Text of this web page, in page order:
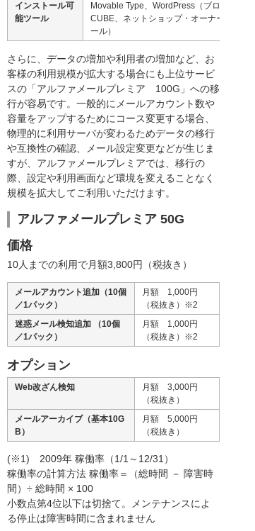
インストール可
能ツール
Movable Type、WordPress（ブログツー
CUBE、ネットショップ・オーナー、ダヴ
ール）
さらに、データの増加や利用者の増加など、お
客様の利用規模が拡大する場合にも上位サービ
スの「アルファメールプレミア 100G」への移
行が容易です。一般的にメールアカウント数や
容量をアップするためにコース変更する場合、
物理的に利用サーバが変わるためデータの移行
や互換性の確認、メール設定変更などが生じま
すが、アルファメールプレミアでは、移行の
際、設定や利用画面など環境を変えることなく
規模を拡大してご利用いただけます。
アルファメールプレミア 50G
価格
10人までの利用で月額3,800円（税抜き）
メールアカウント追加（10個
／1パック）
月額 1,000円
（税抜き）※2
迷惑メール検知追加 （10個
／1パック）
月額 1,000円
（税抜き）※2
オプション
Web改ざん検知
月額 3,000円
（税抜き）
メールアーカイブ（基本10G
B）
月額 5,000円
（税抜き）
(※1) 2009年 稼働率（1/1～12/31）
稼働率の計算方法 稼働率＝（総時間 － 障害時
間）÷ 総時間 × 100
小数点第4位以下は切捨て。メンテナンスによ
る停止は障害時間に含まれません